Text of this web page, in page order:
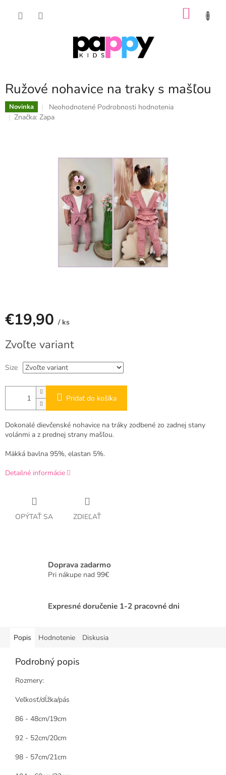
Ružové nohavice na traky s mašľou
Novinka
Priemerné
hodnotenie
hviezdičiek.
Neohodnotené Podrobnosti hodnotenia
Značka: Zapa
€19,90 / ks
cena:
Zvoľte variant
Size
Pridať do košíka
Dokonalé dievčenské nohavice na tráky zodbené zo zadnej stany
volánmi a z prednej strany mašľou.
Mäkká bavlna 95%, elastan 5%.
Detailné informácie
OPÝTAŤ SA ZDIEĽAŤ
Doprava zadarmo
Pri nákupe nad 99€
Expresné doručenie 1-2 pracovné dni
Popis Hodnotenie Diskusia
Podrobný popis
Rozmery:
Veľkosť/dĺžka/pás
86 - 48cm/19cm
92 - 52cm/20cm
98 - 57cm/21cm